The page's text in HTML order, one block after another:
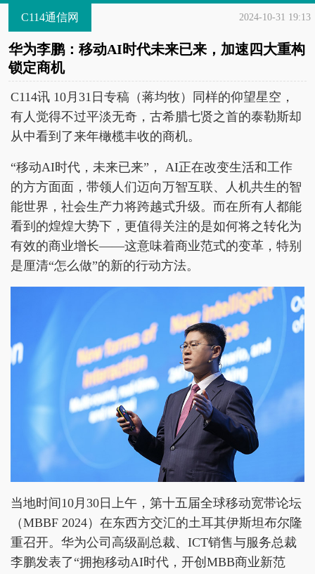
C114通信网 2024-10-31 19:13
华为李鹏：移动AI时代未来已来，加速四大重构
锁定商机
C114讯 10月31日专稿（蒋均牧）同样的仰望星空，
有人觉得不过平淡无奇，古希腊七贤之首的泰勒斯却
从中看到了来年橄榄丰收的商机。
“移动AI时代，未来已来”， AI正在改变生活和工作
的方方面面，带领人们迈向万智互联、人机共生的智
能世界，社会生产力将跨越式升级。而在所有人都能
看到的煌煌大势下，更值得关注的是如何将之转化为
有效的商业增长——这意味着商业范式的变革，特别
是厘清“怎么做”的新的行动方法。
当地时间10月30日上午，第十五届全球移动宽带论坛
（MBBF 2024）在东西方交汇的土耳其伊斯坦布尔隆
重召开。华为公司高级副总裁、ICT销售与服务总裁
李鹏发表了“拥抱移动AI时代，开创MBB商业新范